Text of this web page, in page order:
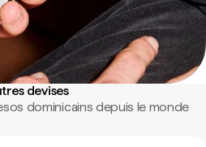
devises
dominicains depuis le monde